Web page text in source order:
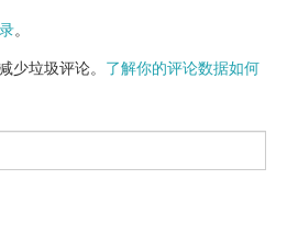
。
少垃圾评论。 了解你的评论数据如何